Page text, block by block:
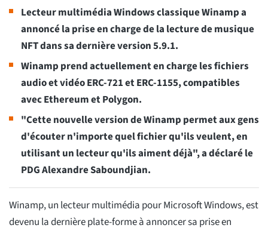
Lecteur multimédia Windows classique Winamp a
annoncé la prise en charge de la lecture de musique
NFT dans sa dernière version 5.9.1.
Winamp prend actuellement en charge les fichiers
audio et vidéo ERC-721 et ERC-1155, compatibles
avec Ethereum et Polygon.
"Cette nouvelle version de Winamp permet aux gens
d'écouter n'importe quel fichier qu'ils veulent, en
utilisant un lecteur qu'ils aiment déjà", a déclaré le
PDG Alexandre Saboundjian.
Winamp, un lecteur multimédia pour Microsoft Windows, est
devenu la dernière plate-forme à annoncer sa prise en